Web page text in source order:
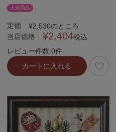
人気商品
定価 ¥2,530のところ
当店価格
¥2,404税込
レビュー件数:0件
カートに入れる